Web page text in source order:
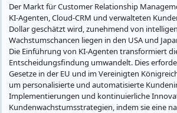
Der Markt für Customer Relationship
KI-Agenten, Cloud-CRM und verwalteten
Dollar geschätzt wird, zunehmend von
Wachstumschancen liegen in den USA und
Die Einführung von KI-Agenten transformiert
Entscheidungsfindung umwandelt. Dies
Gesetze in der EU und im Vereinigten
um personalisierte und automatisierte
Implementierungen und kontinuierliche
Kundenwachstumsstrategien, indem sie eine